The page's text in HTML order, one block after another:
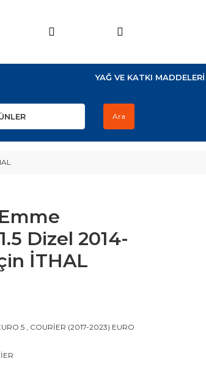
YAĞ VE KATKI MADDELERİ
Ara
Dizel 2014-
İTHAL
5 , COURİER (2017-2023) EURO